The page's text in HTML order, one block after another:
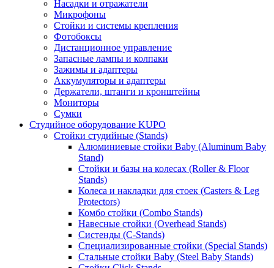
Насадки и отражатели
Микрофоны
Стойки и системы крепления
Фотобоксы
Дистанционное управление
Запасные лампы и колпаки
Зажимы и адаптеры
Аккумуляторы и адаптеры
Держатели, штанги и кронштейны
Мониторы
Сумки
Студийное оборудование KUPO
Стойки студийные (Stands)
Алюминиевые стойки Baby (Aluminum Baby
Stand)
Стойки и базы на колесах (Roller & Floor
Stands)
Колеса и накладки для стоек (Casters & Leg
Protectors)
Комбо стойки (Combo Stands)
Навесные стойки (Overhead Stands)
Систенды (C-Stands)
Специализированные стойки (Special Stands)
Стальные стойки Baby (Steel Baby Stands)